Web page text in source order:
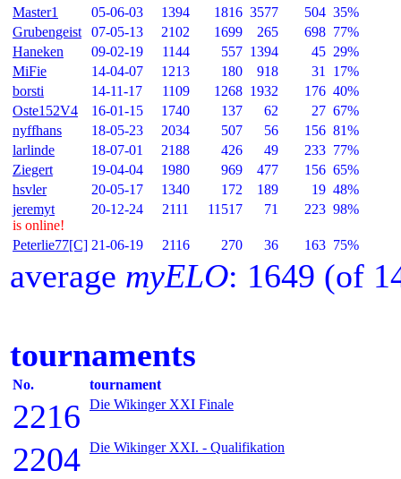
Master1 05-06-03 1394 1816 3577 504 35%
Grubengeist
07-05-13 2102 1699 265 698 77%
Haneken
09-02-19 1144 557 1394 45 29%
MiFie
14-04-07 1213 180 918 31
17%
borsti
14-11-17 1109 1268 1932 176 40%
Oste152V4
16-01-15 1740 137 62 27 67%
nyffhans
18-05-23 2034 507 56 156 81%
larlinde
18-07-01 2188 426 49 233 77%
Ziegert
19-04-04 1980 969 477 156 65%
hsvler
20-05-17 1340 172 189 19 48%
jeremyt
is online!
20-12-24 2111 11517 71 223 98%
Peterlie77[C] 21-06-19 2116 270 36 163 75%
average myELO: 1649 (of
tournaments
No. tournament
2216 Die Wikinger XXI Finale
2204 Die Wikinger XXI. - Qualifikation